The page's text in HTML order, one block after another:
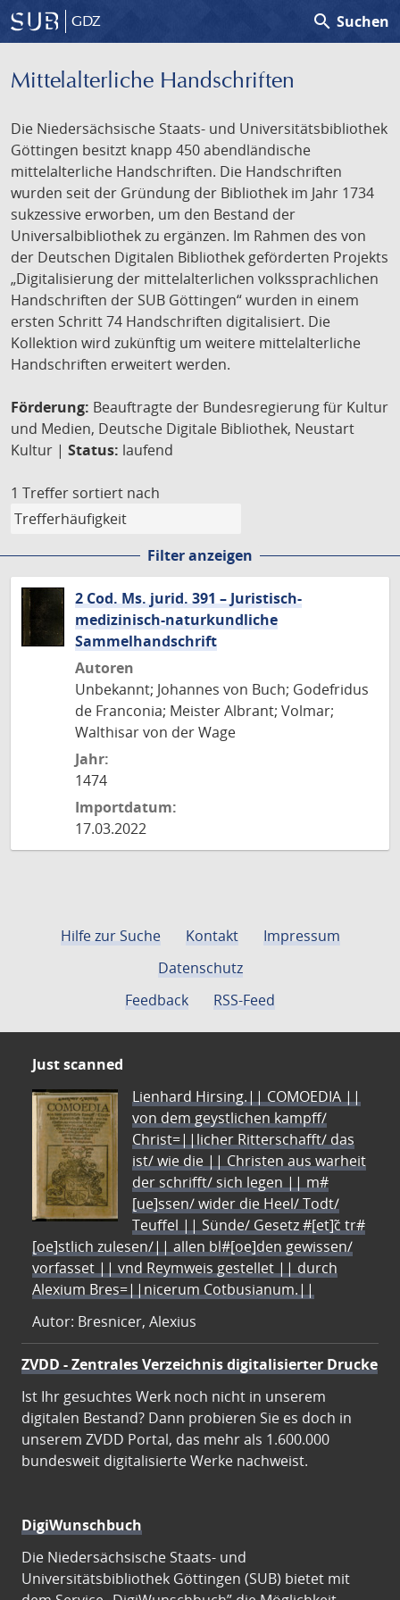
GDZ search Suchen
Mittelalterliche Handschriften
Die Niedersächsische Staats- und Universitätsbibliothek
Göttingen besitzt knapp 450 abendländische
mittelalterliche Handschriften. Die Handschriften
wurden seit der Gründung der Bibliothek im Jahr 1734
sukzessive erworben, um den Bestand der
Universalbibliothek zu ergänzen. Im Rahmen des von
der Deutschen Digitalen Bibliothek geförderten Projekts
„Digitalisierung der mittelalterlichen volkssprachlichen
Handschriften der SUB Göttingen“ wurden in einem
ersten Schritt 74 Handschriften digitalisiert. Die
Kollektion wird zukünftig um weitere mittelalterliche
Handschriften erweitert werden.
Förderung: Beauftragte der Bundesregierung für Kultur
und Medien, Deutsche Digitale Bibliothek, Neustart
Kultur | Status: laufend
1 Treffer sortiert nach
Filter anzeigen
2 Cod. Ms. jurid. 391 – Juristisch-
medizinisch-naturkundliche
Sammelhandschrift
Autoren
Unbekannt; Johannes von Buch; Godefridus
de Franconia; Meister Albrant; Volmar;
Walthisar von der Wage
Jahr:
1474
Importdatum:
17.03.2022
Hilfe zur Suche Kontakt
Impressum
Datenschutz
Feedback
RSS-Feed
Just scanned
Lienhard Hirsing.|| COMOEDIA ||
von dem geystlichen kampff/
Christ=||licher Ritterschafft/ das
ist/ wie die || Christen aus warheit
der schrifft/ sich legen || m#
[ue]ssen/ wider die Heel/ Todt/
Teuffel || Sünde/ Gesetz #[et]c̃ tr#
[oe]stlich zulesen/|| allen bl#[oe]den gewissen/
vorfasset || vnd Reymweis gestellet || durch
Alexium Bres=||nicerum Cotbusianum.||
Autor: Bresnicer, Alexius
ZVDD - Zentrales Verzeichnis digitalisierter Drucke
Ist Ihr gesuchtes Werk noch nicht in unserem
digitalen Bestand? Dann probieren Sie es doch in
unserem ZVDD Portal, das mehr als 1.600.000
bundesweit digitalisierte Werke nachweist.
DigiWunschbuch
Die Niedersächsische Staats- und
Universitätsbibliothek Göttingen (SUB) bietet mit